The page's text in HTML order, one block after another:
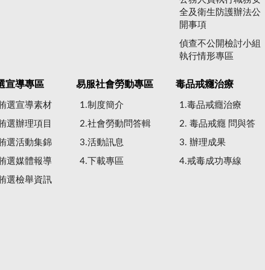
全及衛生防護辦法公
開事項
偵查不公開檢討小組
執行情形專區
宣導專區
選宣導素材
選辦理項目
選活動集錦
選媒體報導
選檢舉資訊
易服社會勞動專區
1.制度簡介
2.社會勞動問答輯
3.活動訊息
4.下載專區
毒品戒癮治療
1.毒品戒癮治療
2. 毒品戒癮 問與答
3. 辦理成果
4.戒毒成功專線